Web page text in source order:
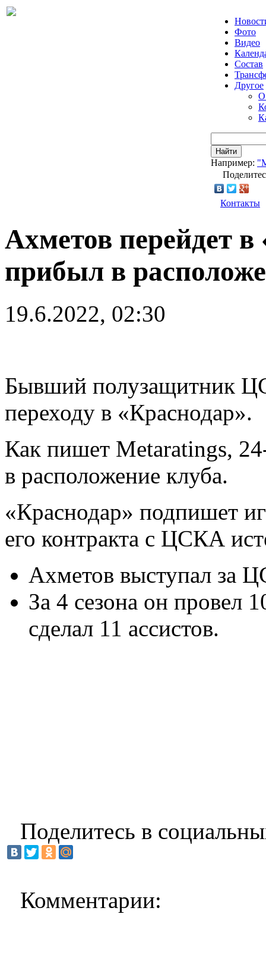
Фото
Видео
Состав
Другое
О
Найти
Например:
Контакты
Ахметов перейдет
прибыл в
19.6.2022, 02:30
Бывший полузащитник
переходу в «Краснодар».
Как пишет Metaratings,
в расположение клуба.
«Краснодар» подпишет
его контракта с ЦСКА
Ахметов выступал за
За 4 сезона он провел
сделал 11 ассистов.
Поделитесь в
Комментарии: